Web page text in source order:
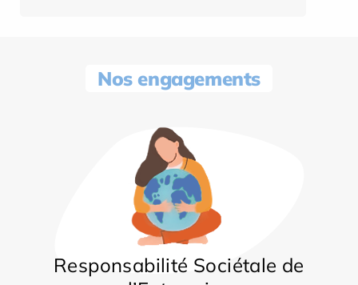
Nos engagements
Responsabilité Sociétale de